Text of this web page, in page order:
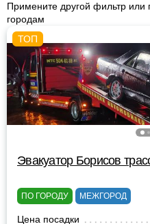
Примените другой фильтр или
городам
Эвакуатор Борисов
ПО ГОРОДУ МЕЖГОРОД
Цена посадки